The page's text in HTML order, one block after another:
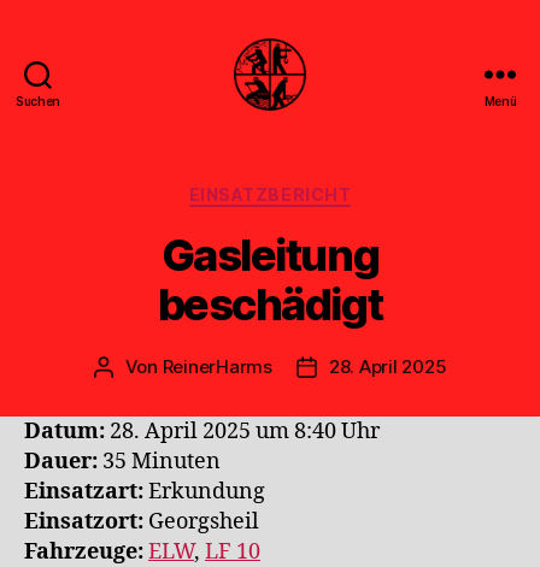
Suchen Menü
Kategorien
EINSATZBERICHT
Gasleitung
beschädigt
Beitragsautor
Von ReinerHarms Veröffentlichungsdatum
28. April 2025
Datum: 28. April 2025 um 8:40 Uhr
Dauer: 35 Minuten
Einsatzart:Erkundung
Einsatzort: Georgsheil
Fahrzeuge:ELW, LF 10